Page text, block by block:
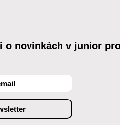
o novinkách v junior